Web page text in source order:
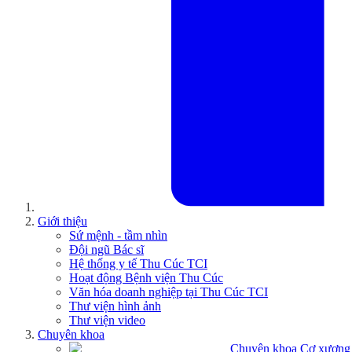
Giới thiệu
Sứ mệnh - tầm nhìn
Đội ngũ Bác sĩ
Hệ thống y tế Thu Cúc TCI
Hoạt động Bệnh viện Thu Cúc
Văn hóa doanh nghiệp tại Thu Cúc TCI
Thư viện hình ảnh
Thư viện video
Chuyên khoa
Chuyên khoa Cơ